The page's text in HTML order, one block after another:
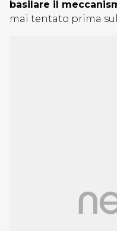
basilare il
mai tentato prima